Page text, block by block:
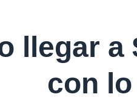
llegar a
con